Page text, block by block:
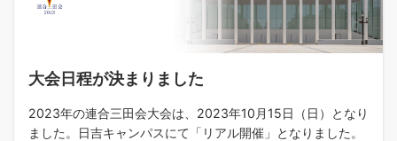
大会日程が決まりました
2023年の連合三田会大会は、2023年10月15日（日）となり
ました。日吉キャンパスにて「リアル開催」となりました。